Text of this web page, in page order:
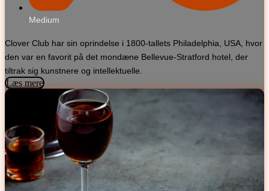
Medium
Clover Club har sin oprindelse i 1800-tallets Philadelphia, USA, hvor
den var en favorit på det mondæne Bellevue-Stratford hotel, der
tiltrak sig kunstnere og intellektuelle.
Læs mere